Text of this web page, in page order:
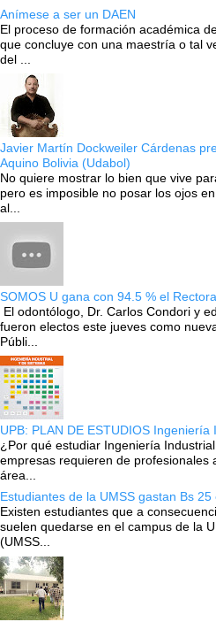
Anímese a ser un DAEN
El proceso de formación académica
que concluye con una maestría o tal
del ...
Javier Martín Dockweiler Cárdenas
Aquino Bolivia (Udabol)
No quiere mostrar lo bien que vive
pero es imposible no posar los ojos
al...
SOMOS U gana con 94.5 % el
El odontólogo, Dr. Carlos Condori y
fueron electos este jueves como
Públi...
UPB: PLAN DE ESTUDIOS
¿Por qué estudiar Ingeniería
empresas requieren de profesionales
área...
Estudiantes de la UMSS gastan Bs 25
Existen estudiantes que a
suelen quedarse en el campus de la
(UMSS...